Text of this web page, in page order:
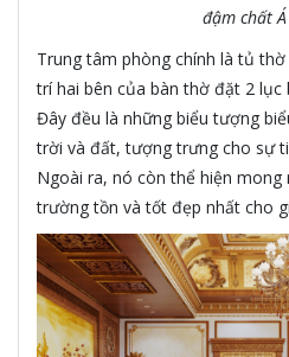
đậm chất
Trung tâm phòng chính là tủ
trí hai bên của bàn thờ đặt 2 lục
Đây đều là những biểu tượng
trời và đất, tượng trưng cho sự
Ngoài ra, nó còn thể hiện
trường tồn và tốt đẹp nhất cho